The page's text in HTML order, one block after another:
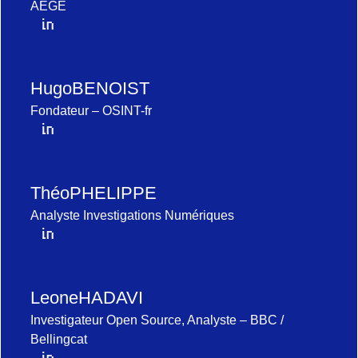
AEGE
HugoBENOIST
Fondateur – OSINT-fr
ThéoPHELIPPE
Analyste Investigations Numériques
LeoneHADAVI
Investigateur Open Source, Analyste – BBC /
Bellingcat